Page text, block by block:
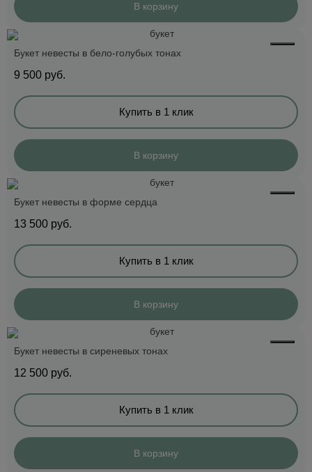
В корзину
Букет невесты в бело-голубых тонах
9 500 руб.
Купить в 1 клик
В корзину
Букет невесты в форме сердца
13 500 руб.
Купить в 1 клик
В корзину
Букет невесты в сиреневых тонах
12 500 руб.
Купить в 1 клик
В корзину